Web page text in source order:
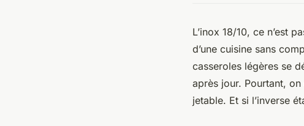
L’inox 18/10, ce n’est
d’une cuisine sans
casseroles légères se
après jour. Pourtant, on
jetable. Et si l’inverse